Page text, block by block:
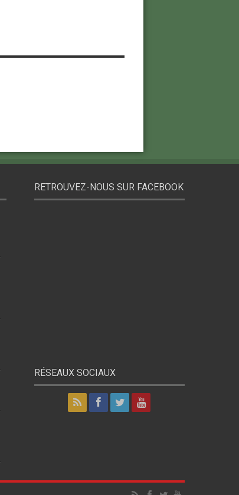
RETROUVEZ-NOUS SUR FACEBOOK
RÉSEAUX SOCIAUX